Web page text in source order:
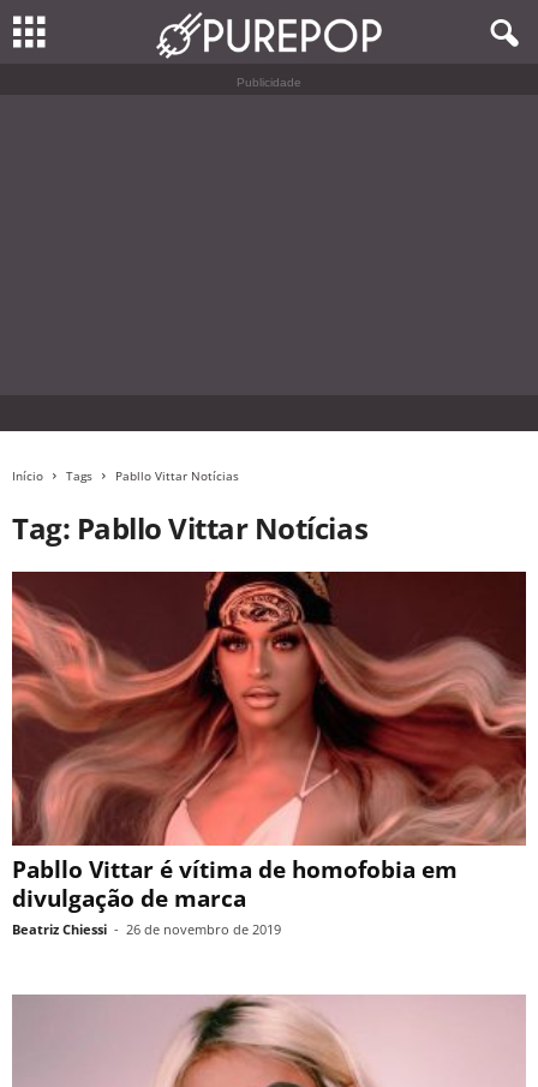
Publicidade
Início Tags Pabllo Vittar Notícias
Tag: Pabllo Vittar Notícias
Pabllo Vittar é vítima de homofobia em
divulgação de marca
Beatriz Chiessi - 26 de novembro de 2019